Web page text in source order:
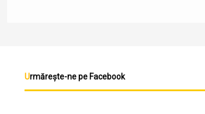
Urmărește-ne pe Facebook